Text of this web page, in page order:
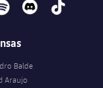
discord tiktok
Balde
Araujo